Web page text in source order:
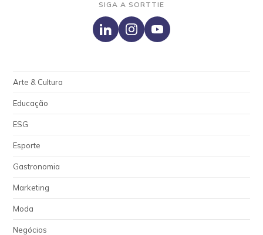
SIGA A SORTTIE
Arte & Cultura
Educação
ESG
Esporte
Gastronomia
Marketing
Moda
Negócios